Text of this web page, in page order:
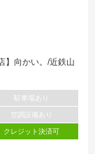
】向かい。/近鉄山
駐車場あり
空調設備あり
クレジット決済可